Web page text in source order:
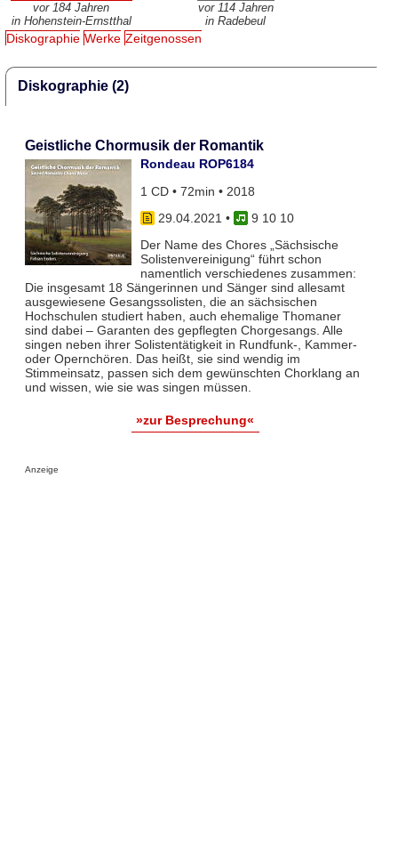
vor 184 Jahren
in Hohenstein-Ernstthal
vor 114 Jahren
in Radebeul
Diskographie Werke Zeitgenossen
Diskographie (2)
Geistliche Chormusik der Romantik
Rondeau ROP6184
1 CD • 72min • 2018
29.04.2021 •
9 10 10
Der Name des Chores „Sächsische
Solistenvereinigung“ führt schon
namentlich verschiedenes zusammen:
Die insgesamt 18 Sängerinnen und Sänger sind allesamt
ausgewiesene Gesangssolisten, die an sächsischen
Hochschulen studiert haben, auch ehemalige Thomaner
sind dabei – Garanten des gepflegten Chorgesangs. Alle
singen neben ihrer Solistentätigkeit in Rundfunk-, Kammer-
oder Opernchören. Das heißt, sie sind wendig im
Stimmeinsatz, passen sich dem gewünschten Chorklang an
und wissen, wie sie was singen müssen.
»zur Besprechung«
Anzeige